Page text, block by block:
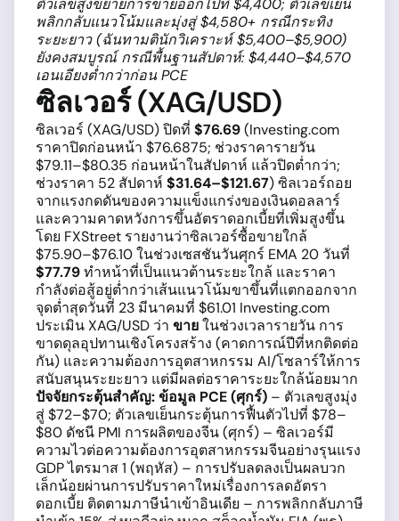
พลิกกลับแนวโน้มและมุ่งสู่ $4,580+ กรณีกระทิง
ระยะยาว (ฉันทามตินักวิเคราะห์ $5,400–$5,900)
ยังคงสมบูรณ์ กรณีพื้นฐานสัปดาห์: $4,440–$4,570
เอนเอียงต่ำกว่าก่อน PCE
ซิลเวอร์ (XAG/USD)
ซิลเวอร์ (XAG/USD) ปิดที่ $76.69(Investing.com
ราคาปิดก่อนหน้า $76.6875; ช่วงราคารายวัน
$79.11–$80.35 ก่อนหน้าในสัปดาห์ แล้วปิดต่ำกว่า;
ช่วงราคา 52 สัปดาห์ $31.64–$121.67) ซิลเวอร์ถอย
จากแรงกดดันของความแข็งแกร่งของเงินดอลลาร์
และความคาดหวังการขึ้นอัตราดอกเบี้ยที่เพิ่มสูงขึ้น
โดย FXStreet รายงานว่าซิลเวอร์ซื้อขายใกล้
$75.90–$76.10 ในช่วงเซสชันวันศุกร์ EMA 20 วันที่
$77.79ทำหน้าที่เป็นแนวต้านระยะใกล้ และราคา
กำลังต่อสู้อยู่ต่ำกว่าเส้นแนวโน้มขาขึ้นที่แตกออกจาก
จุดต่ำสุดวันที่ 23 มีนาคมที่ $61.01 Investing.com
ประเมิน XAG/USD ว่า ขายในช่วงเวลารายวัน การ
ขาดดุลอุปทานเชิงโครงสร้าง (คาดการณ์ปีที่หกติดต่อ
กัน) และความต้องการอุตสาหกรรม AI/โซลาร์ให้การ
สนับสนุนระยะยาว แต่มีผลต่อราคาระยะใกล้น้อยมาก
ปัจจัยกระตุ้นสำคัญ:ข้อมูล PCE (ศุกร์) – ตัวเลขสูงมุ่ง
สู่ $72–$70; ตัวเลขเย็นกระตุ้นการฟื้นตัวไปที่ $78–
$80 ดัชนี PMI การผลิตของจีน (ศุกร์) – ซิลเวอร์มี
ความไวต่อความต้องการอุตสาหกรรมจีนอย่างรุนแรง
GDP ไตรมาส 1 (พฤหัส) – การปรับลดลงเป็นผลบวก
เล็กน้อยผ่านการปรับราคาใหม่เรื่องการลดอัตรา
ดอกเบี้ย ติดตามภาษีนำเข้าอินเดีย – การพลิกกลับภาษี